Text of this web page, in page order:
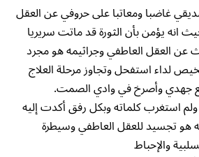
غاضبا ومعاتبا على حروفي عن العقل
انه يؤمن بأن الثورة قد ماتت سريريا
عن العقل العاطفي وجراثيمه هو مجرد
لداء استفحل وتجاوز مرحلة العلاج
جهدي وأصرخ في وادي الصمت.
استغرب كلماته وبكل رفق أكدت إليه
هو تجسيد للعقل العاطفي وسيطرة
والإحباط